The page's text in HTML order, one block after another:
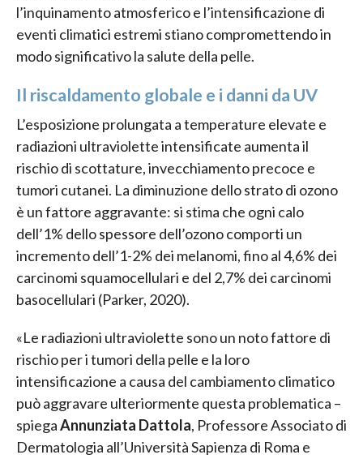
l’inquinamento atmosferico e l’intensificazione di
eventi climatici estremi stiano compromettendo in
modo significativo la salute della pelle.
Il riscaldamento globale e i danni da UV
L’esposizione prolungata a temperature elevate e
radiazioni ultraviolette intensificate aumenta il
rischio di scottature, invecchiamento precoce e
tumori cutanei. La diminuzione dello strato di ozono
è un fattore aggravante: si stima che ogni calo
dell’1% dello spessore dell’ozono comporti un
incremento dell’1-2% dei melanomi, fino al 4,6% dei
carcinomi squamocellulari e del 2,7% dei carcinomi
basocellulari (Parker, 2020).
«Le radiazioni ultraviolette sono un noto fattore di
rischio per i tumori della pelle e la loro
intensificazione a causa del cambiamento climatico
può aggravare ulteriormente questa problematica –
spiegaAnnunziata Dattola, Professore Associato di
Dermatologia all’Università Sapienza di Roma e